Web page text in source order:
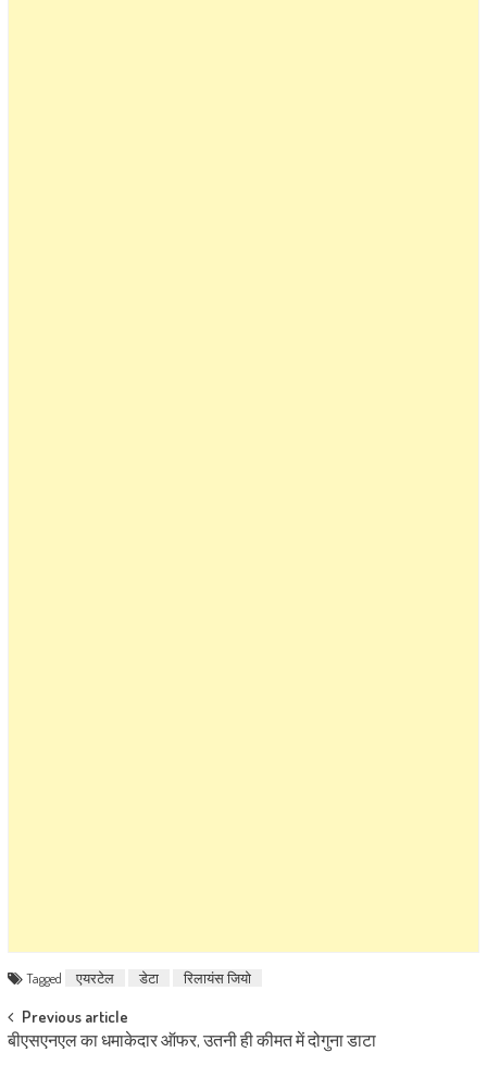
Tagged एयरटेल डेटा रिलायंस जियो
Post navigation
Previous article
बीएसएनएल का धमाकेदार ऑफर, उतनी ही कीमत में दोगुना डाटा